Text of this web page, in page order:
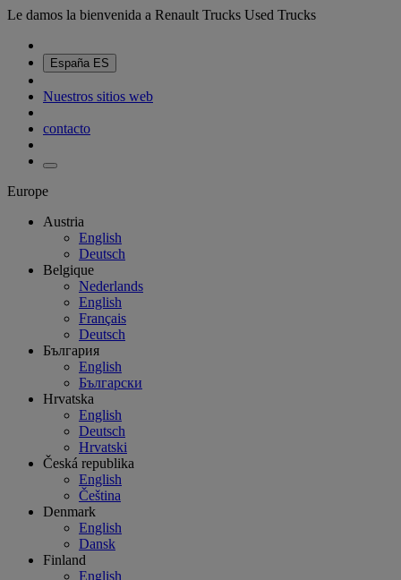
Le damos la bienvenida a Renault Trucks Used Trucks
España ES
Nuestros sitios web
contacto
Europe
Austria
English
Deutsch
Belgique
Nederlands
English
Français
Deutsch
България
English
Български
Hrvatska
English
Deutsch
Hrvatski
Česká republika
English
Čeština
Denmark
English
Dansk
Finland
English